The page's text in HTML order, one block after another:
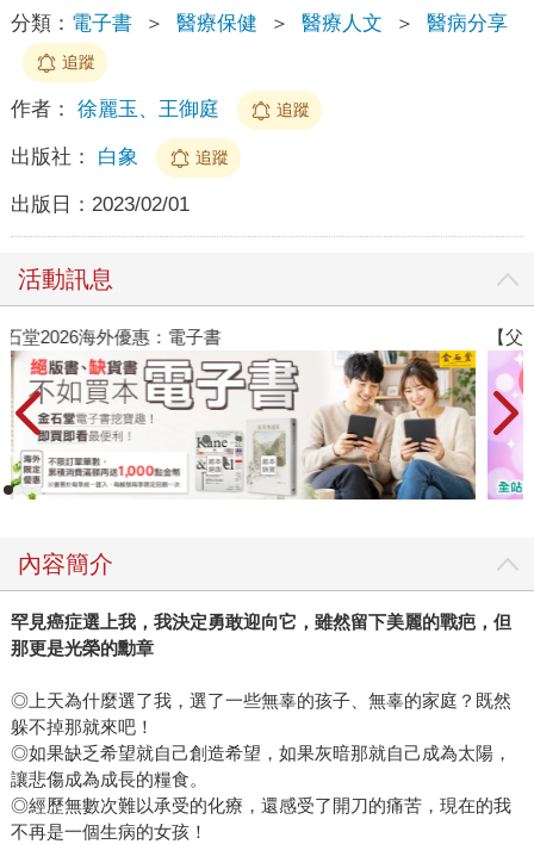
分類： 電子書 ＞ 醫療保健 ＞ 醫療人文 ＞ 醫病分享
追蹤
作者： 徐麗玉、王御庭 追蹤
出版社： 白象 追蹤
出版日： 2023/02/01
活動訊息
【父親節禮物展】5折起，滿888送88點金幣
內容簡介
罕見癌症選上我，我決定勇敢迎向它，雖然留下美麗的戰疤，但
那更是光榮的勳章
◎上天為什麼選了我，選了一些無辜的孩子、無辜的家庭？既然
躲不掉那就來吧！
◎如果缺乏希望就自己創造希望，如果灰暗那就自己成為太陽，
讓悲傷成為成長的糧食。
◎經歷無數次難以承受的化療，還感受了開刀的痛苦，現在的我
不再是一個生病的女孩！